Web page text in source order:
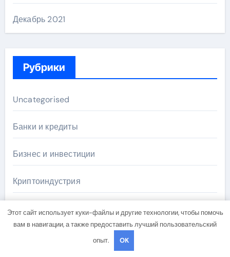
Декабрь 2021
Рубрики
Uncategorised
Банки и кредиты
Бизнес и инвестиции
Криптоиндустрия
Новости
Этот сайт использует куки-файлы и другие технологии, чтобы помочь
вам в навигации, а также предоставить лучший пользовательский
опыт.
OK